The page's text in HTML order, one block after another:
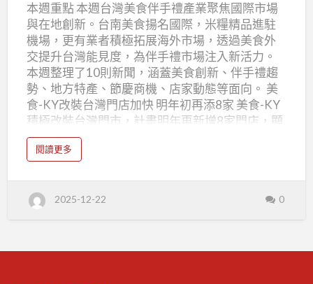
2025/12/15-
2025/12/21
本週重點 本週台灣美食伴手禮產業聚焦國際市場
與在地創新。台南美食揚名國際，米糧精品進駐
機場，更有業者積極拓展海外市場，透過美食外
交提升台灣能見度，為伴手禮市場注入新活力。
本週整理了10則新聞，涵蓋美食創新、伴手禮趨
勢、地方特產、節慶商機、店家動態等面向。 美
食-KY改裝台灣門店加快 明年初再添8家 美食-KY
積極改裝台灣門市，計畫明年再新增8家門店，顯
示對台灣市場的重視。此舉有望帶動在地消費，
並可能推出更多符合台灣人口味的新產品或伴手
國際認證的台灣美食之都「台南」！唯一獲選英
媒《Time Out》2025亞洲十大街頭美食城市，這
報導中提及的特色小吃，有機會成為熱門伴手禮
閱讀更多
o
t
灣
伴
產
2025-12-22 0